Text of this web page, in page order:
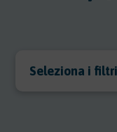
Seleziona i filtri